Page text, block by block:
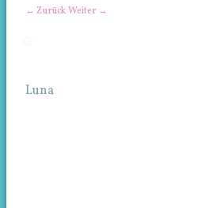
← ZurückWeiter →
Luna